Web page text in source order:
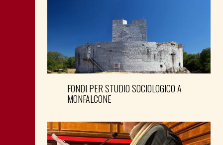
FONDI PER STUDIO SOCIOLOGICO A
MONFALCONE